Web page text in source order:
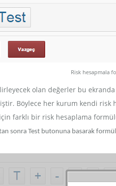
Risk hesapmala
olan değerler bu ekranda
Böylece her kurum kendi
farklı bir risk hesaplama
sonra Test butonuna basarak